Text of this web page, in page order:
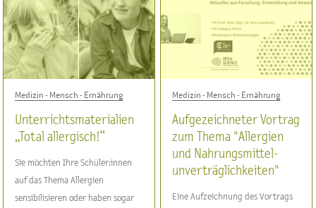
Medizin - Mensch - Ernährung
Unterrichtsmaterialien
„Total allergisch!“
Sie möchten Ihre Schüler:innen
auf das Thema Allergien
sensibilisieren oder haben sogar
Medizin - Mensch - Ernährung
Aufgezeichneter Vortrag
zum Thema "Allergien
und Nahrungsmittel-
unverträglichkeiten"
Eine Aufzeichnung des Vortrags